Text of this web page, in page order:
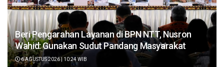
Beri Pengarahan Layanan di BPN NTT, Nusron
Wahid: Gunakan Sudut Pandang Masyarakat
6 AGUSTUS 2026 | 10:24 WIB